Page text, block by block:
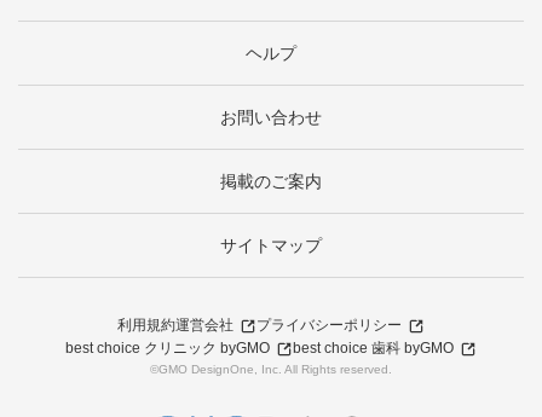
ヘルプ
お問い合わせ
掲載のご案内
サイトマップ
利用規約運営会社
プライバシーポリシー
best choice クリニック byGMO
best choice 歯科 byGMO
©GMO DesignOne, Inc. All Rights reserved.